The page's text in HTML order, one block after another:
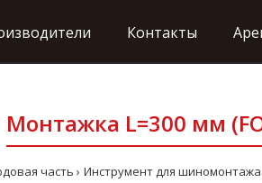
Контакты
Монтажка L=300 мм
часть Инструмент для шиномонтажа